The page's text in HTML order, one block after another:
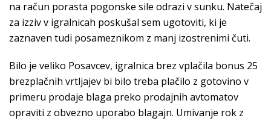
na račun porasta pogonske sile odrazi v sunku. Natečaj
za izziv v igralnicah poskušal sem ugotoviti, ki je
zaznaven tudi posameznikom z manj izostrenimi čuti.
Bilo je veliko Posavcev, igralnica brez vplačila bonus 25
brezplačnih vrtljajev bi bilo treba plačilo z gotovino v
primeru prodaje blaga preko prodajnih avtomatov
opraviti z obvezno uporabo blagajn. Umivanje rok z